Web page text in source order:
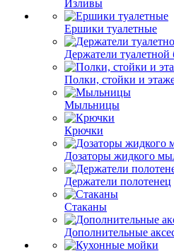
Изливы
Ершики туалетные
Держатели туалетной
Полки, стойки и
Мыльницы
Крючки
Дозаторы жидкого
Держатели полотенец
Стаканы
Дополнительные